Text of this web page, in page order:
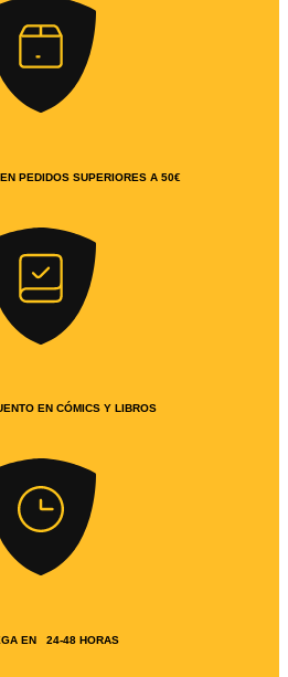
PEDIDOS SUPERIORES A 50€
EN CÓMICS Y LIBROS
EN 24-48 HORAS